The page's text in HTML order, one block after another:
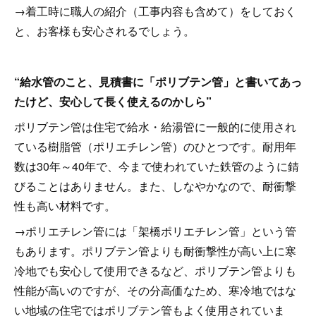
→着工時に職人の紹介（工事内容も含めて）をしておく
と、お客様も安心されるでしょう。
“給水管のこと、見積書に「ポリブテン管」と書いてあっ
たけど、安心して長く使えるのかしら”
ポリブテン管は住宅で給水・給湯管に一般的に使用され
ている樹脂管（ポリエチレン管）のひとつです。耐用年
数は30年～40年で、今まで使われていた鉄管のように錆
びることはありません。また、しなやかなので、耐衝撃
性も高い材料です。
→ポリエチレン管には「架橋ポリエチレン管」という管
もあります。ポリブテン管よりも耐衝撃性が高い上に寒
冷地でも安心して使用できるなど、ポリブテン管よりも
性能が高いのですが、その分高価なため、寒冷地ではな
い地域の住宅ではポリブテン管もよく使用されていま